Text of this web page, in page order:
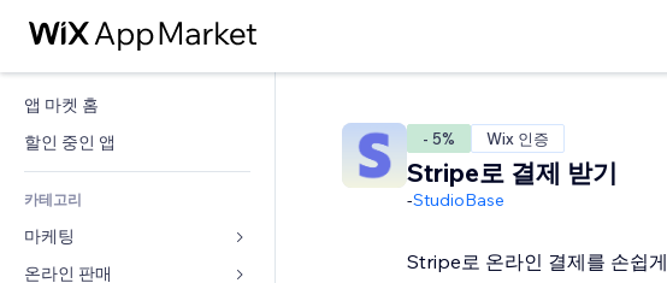
앱 마켓 홈
할인 중인 앱
카테고리
마케팅
광고
온라인 판매
- 5% Wix 인증
Stripe로 결제 받기
-StudioBase
Stripe로 온라인 결제를 손쉽게